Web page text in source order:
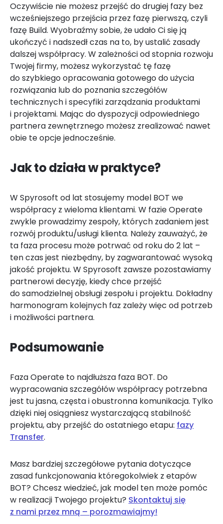
Oczywiście nie możesz przejść do drugiej fazy bez
wcześniejszego przejścia przez fazę pierwszą, czyli
fazę Build. Wyobraźmy sobie, że udało Ci się ją
ukończyć i nadszedł czas na to, by ustalić zasady
dalszej współpracy. W zależności od stopnia rozwoju
Twojej firmy, możesz wykorzystać tę fazę
do szybkiego opracowania gotowego do użycia
rozwiązania lub do poznania szczegółów
technicznych i specyfiki zarządzania produktami
i projektami. Mając do dyspozycji odpowiedniego
partnera zewnętrznego możesz zrealizować nawet
obie te opcje jednocześnie.
Jak to działa w praktyce?
W Spyrosoft od lat stosujemy model BOT we
współpracy z wieloma klientami. W fazie Operate
zwykle prowadzimy zespoły, których zadaniem jest
rozwój produktu/usługi klienta. Należy zauważyć, że
ta faza procesu może potrwać od roku do 2 lat –
ten czas jest niezbędny, by zagwarantować wysoką
jakość projektu. W Spyrosoft zawsze pozostawiamy
partnerowi decyzję, kiedy chce przejść
do samodzielnej obsługi zespołu i projektu. Dokładny
harmonogram kolejnych faz zależy więc od potrzeb
i możliwości partnera.
Podsumowanie
Faza Operate to najdłuższa faza BOT. Do
wypracowania szczegółów współpracy potrzebna
jest tu jasna, częsta i obustronna komunikacja. Tylko
dzięki niej osiągniesz wystarczającą stabilność
projektu, aby przejść do ostatniego etapu: fazy
Transfer.
Masz bardziej szczegółowe pytania dotyczące
zasad funkcjonowania któregokolwiek z etapów
BOT? Chcesz wiedzieć, jak model ten może pomóc
w realizacji Twojego projektu? Skontaktuj się
z nami przez mną – porozmawiajmy!